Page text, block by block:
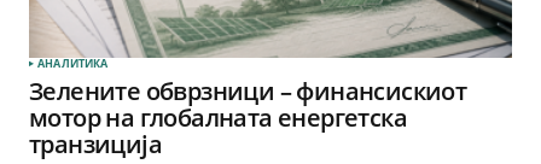
АНАЛИТИКА
Зелените обврзници – финансискиот
мотор на глобалната енергетска
транзиција